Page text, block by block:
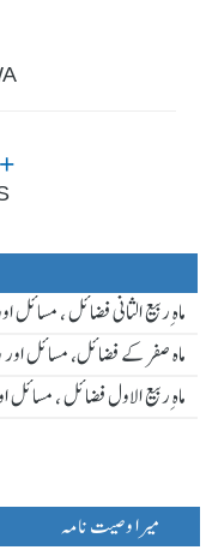
ماہ ِربیع الثانی فضائل ،
ماہ صفر کے فضائل، مسائل
ماہ ِربیع الاول فضائل ،
میرا وصیت نامہ